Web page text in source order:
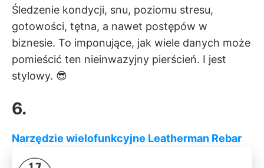
Śledzenie kondycji, snu, poziomu stresu,
gotowości, tętna, a nawet postępów w
biznesie. To imponujące, jak wiele danych może
pomieścić ten nieinwazyjny pierścień. I jest
stylowy. 😎
6.
Narzędzie wielofunkcyjne Leatherman Rebar